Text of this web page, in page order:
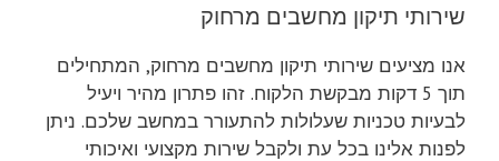
שירותי תיקון מחשבים מרחוק
אנו מציעים שירותי תיקון מחשבים מרחוק, המתחילים
תוך 5 דקות מבקשת הלקוח. זהו פתרון מהיר ויעיל
לבעיות טכניות שעלולות להתעורר במחשב שלכם. ניתן
לפנות אלינו בכל עת ולקבל שירות מקצועי ואיכותי